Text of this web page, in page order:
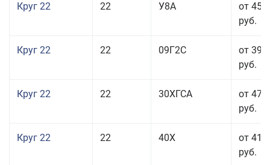
Круг 22 22 У8А
от 45
руб.
Круг 22 22 09Г2С
от 39
руб.
Круг 22 22 30ХГСА
от 47
руб.
Круг 22 22 40Х
от 41
руб.